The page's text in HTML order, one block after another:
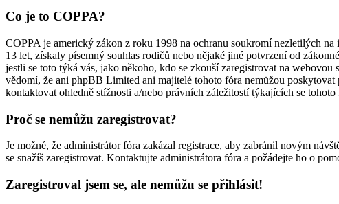
Co je to COPPA?
COPPA je americký zákon z roku 1998 na ochranu soukromí nezletilých
13 let, získaly písemný souhlas rodičů nebo nějaké jiné potvrzení od
jestli se toto týká vás, jako někoho, kdo se zkouší zaregistrovat na
vědomí, že ani phpBB Limited ani majitelé tohoto fóra nemůžou
kontaktovat ohledně stížnosti a/nebo právních záležitostí týkajících se tohoto
Proč se nemůžu zaregistrovat?
Je možné, že administrátor fóra zakázal registrace, aby zabránil novým
se snažíš zaregistrovat. Kontaktujte administrátora fóra a požádejte ho o
Zaregistroval jsem se, ale nemůžu se přihlásit!